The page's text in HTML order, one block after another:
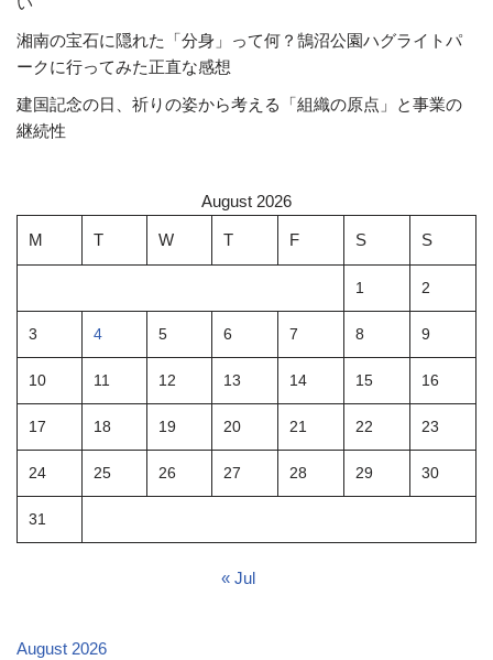
湘南の宝石に隠れた「分身」って何？鵠沼公園ハグライトパ
ークに行ってみた正直な感想
建国記念の日、祈りの姿から考える「組織の原点」と事業の
継続性
August 2026
M T W T F S S
1 2
3 4 5 6 7 8 9
10 11 12 13 14 15 16
17 18 19 20 21 22 23
24 25 26 27 28 29 30
31
« Jul
August 2026